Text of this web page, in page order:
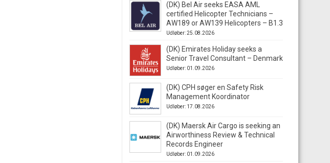
(DK) Bel Air seeks EASA AML
certified Helicopter Technicians –
AW189 or AW139 Helicopters – B1.3
Udløber: 25.08.2026
(DK) Emirates Holiday seeks a
Senior Travel Consultant – Denmark
Udløber: 01.09.2026
(DK) CPH søger en Safety Risk
Management Koordinator
Udløber: 17.08.2026
(DK) Maersk Air Cargo is seeking an
Airworthiness Review & Technical
Records Engineer
Udløber: 01.09.2026